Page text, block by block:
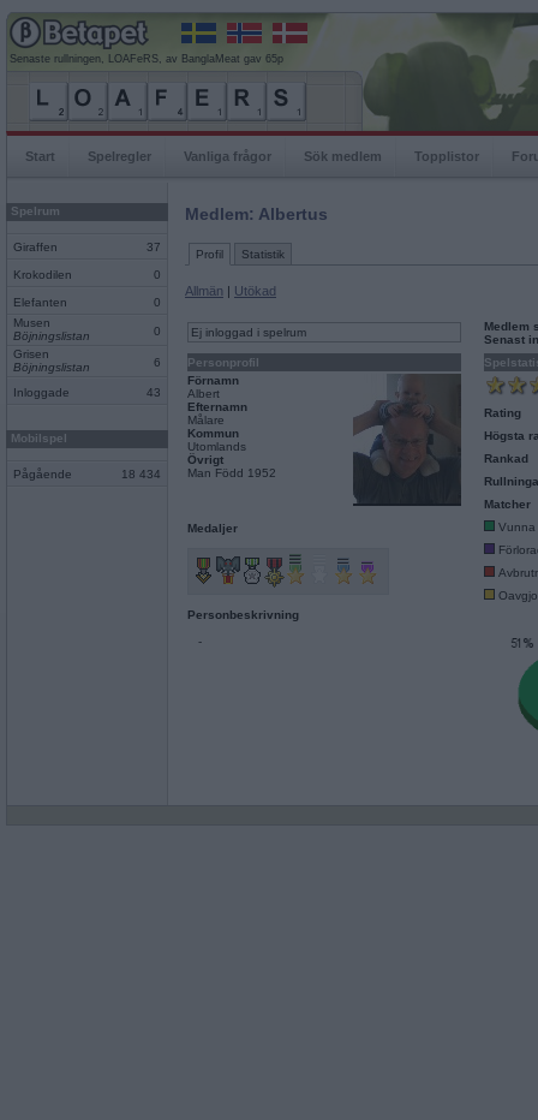
Senaste rullningen, LOAFeRS, av BanglaMeat gav 65p
Start Spelregler Vanliga frågor Sök medlem Topplistor
Spelrum
Giraffen 37
Krokodilen 0
Elefanten
0
Musen
Böjningslistan
0
Grisen
Böjningslistan
6
Inloggade 43
Mobilspel
Pågående 18 434
Medlem: Albertus
Profil Statistik
Allmän | Utökad
Ej inloggad i spelrum
Personprofil
Förnamn
Albert
Efternamn
Målare
Kommun
Utomlands
Övrigt
Man Född 1952
Medaljer
Personbeskrivning
-
Medlem
Senast
Rating
Högsta
Rankad
Matcher
Vunna